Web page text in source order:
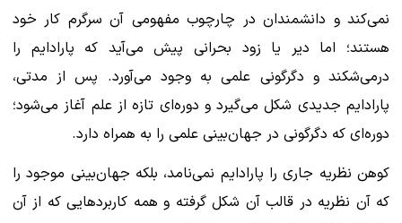
نمی‌کند و دانشمندان در چارچوب مفهومی آن سرگرم کار خود
هستند؛ اما دیر یا زود بحرانی پیش می‌آید که پارادایم را
درمی‌شکند و دگرگونی علمی به وجود می‌آورد. پس از مدتی،
پارادایم جدیدی شکل می‌گیرد و دوره‌ای تازه از علم آغاز می‌شود؛
دوره‌ای که دگرگونی در جهان‌بینی علمی را به همراه دارد.
کوهن نظریه جاری را پارادایم نمی‌نامد، بلکه جهان‌بینی موجود را
که آن نظریه در قالب آن شکل گرفته و همه کاربردهایی که از آن